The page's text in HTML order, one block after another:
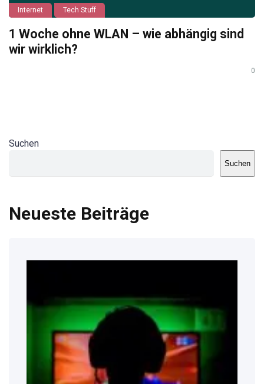
Internet Tech Stuff
1 Woche ohne WLAN – wie abhängig sind
wir wirklich?
0
Suchen
Suchen
Neueste Beiträge